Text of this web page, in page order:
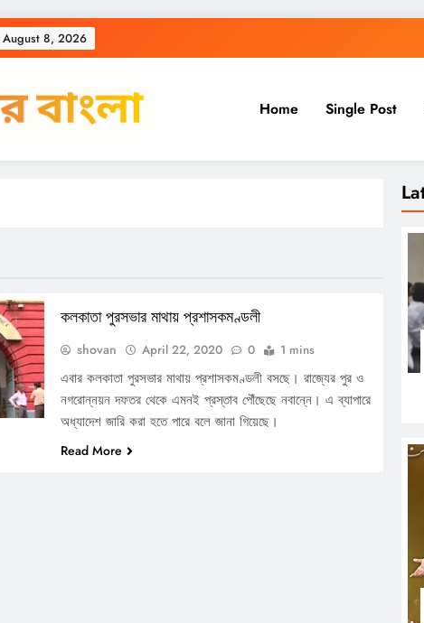
August 8, 2026
শিক্ষকদের জন্য নয়া
শিক্ষকদের জন্য নয়া
Home Single Post
কলকাতা পুরসভার মাথায় প্রশাসকমণ্ডলী
shovan April 22, 2020 0 1 mins
এবার কলকাতা পুরসভার মাথায় প্রশাসকমণ্ডলী বসছে। রাজ্যের পুর ও
নগরোন্নয়ন দফতর থেকে এমনই প্রস্তাব পৌঁছেছে নবান্নে। এ ব্যাপারে
অধ্যাদেশ জারি করা হতে পারে বলে জানা গিয়েছে।
Read More